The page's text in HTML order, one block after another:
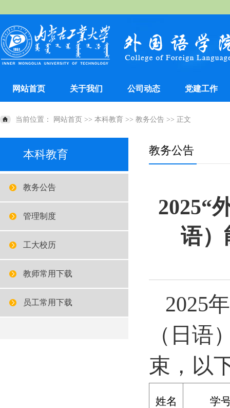
网站首页 关于我们 公司动态 党建工作
当前位置： 网站首页 >> 本科教育 >> 教务公告 >> 正文
本科教育
教务公告
管理制度
工大校历
教师常用下载
员工常用下载
教务公告
2025“
语）
2025
（日语
束，以
姓名 学